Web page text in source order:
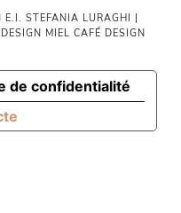
STEFANIA LURAGHI |
MIEL CAFÉ DESIGN
de confidentialité